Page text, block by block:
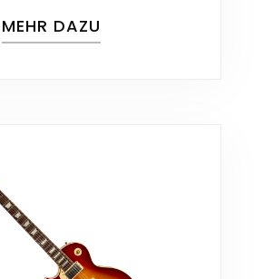
MEHR DAZU